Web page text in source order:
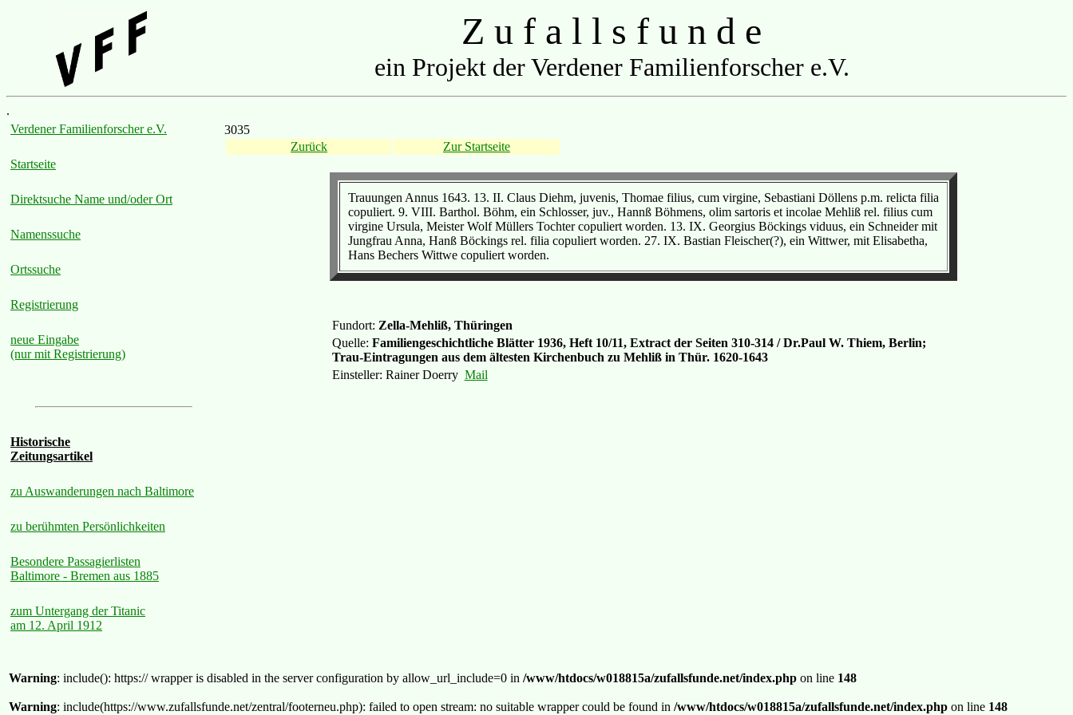
Z u f a l l s f u n d e
ein Projekt der Verdener Familienforscher e.V.
.
Verdener Familienforscher e.V.
Startseite
Direktsuche Name und/oder Ort
Namenssuche
Ortssuche
Registrierung
neue Eingabe
(nur mit Registrierung)
Historische
Zeitungsartikel
zu Auswanderungen nach Baltimore
zu berühmten Persönlichkeiten
Besondere Passagierlisten
Baltimore - Bremen aus 1885
zum Untergang der Titanic
am 12. April 1912
3035
Zurück
Zur Startseite
Trauungen Annus 1643. 13. II. Claus Diehm, juvenis, Thomae filius, cum virgine, Sebastiani Döllens p.m. relicta filia
copuliert. 9. VIII. Barthol. Böhm, ein Schlosser, juv., Hannß Böhmens, olim sartoris et incolae Mehliß rel. filius cum
virgine Ursula, Meister Wolf Müllers Tochter copuliert worden. 13. IX. Georgius Böckings viduus, ein Schneider mit
Jungfrau Anna, Hanß Böckings rel. filia copuliert worden. 27. IX. Bastian Fleischer(?), ein Wittwer, mit Elisabetha,
Hans Bechers Wittwe copuliert worden.
Fundort: Zella-Mehliß, Thüringen
Quelle: Familiengeschichtliche Blätter 1936, Heft 10/11, Extract der Seiten 310-314 / Dr.Paul W. Thiem, Berlin;
Trau-Eintragungen aus dem ältesten Kirchenbuch zu Mehliß in Thür. 1620-1643
Einsteller: Rainer Doerry Mail
Warning: include(): https:// wrapper is disabled in the server configuration by allow_url_include=0 in /www/htdocs/w018815a/zufallsfunde.net/index.php on line 148
Warning: include(https://www.zufallsfunde.net/zentral/footerneu.php): failed to open stream: no suitable wrapper could be found in /www/htdocs/w018815a/zufallsfunde.net/index.php on line 148